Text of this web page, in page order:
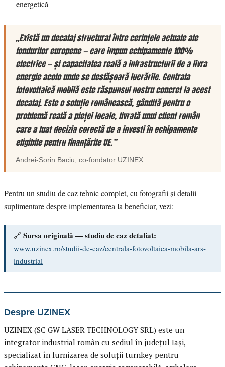
energetică
„Există un decalaj structural între cerințele actuale ale
fondurilor europene — care impun echipamente 100%
electrice — și capacitatea reală a infrastructurii de a livra
energie acolo unde se desfășoară lucrările. Centrala
fotovoltaică mobilă este răspunsul nostru concret la acest
decalaj. Este o soluție românească, gândită pentru o
problemă reală a pieței locale, livrată unui client român
care a luat decizia corectă de a investi în echipamente
eligibile pentru finanțările UE.”
Andrei-Sorin Baciu, co-fondator UZINEX
Pentru un studiu de caz tehnic complet, cu fotografii și detalii
suplimentare despre implementarea la beneficiar, vezi:
🔗 Sursa originală — studiu de caz detaliat:
www.uzinex.ro/studii-de-caz/centrala-fotovoltaica-mobila-ars-
industrial
Despre UZINEX
UZINEX (SC GW LASER TECHNOLOGY SRL) este un
integrator industrial român cu sediul în județul Iași,
specializat în furnizarea de soluții turnkey pentru